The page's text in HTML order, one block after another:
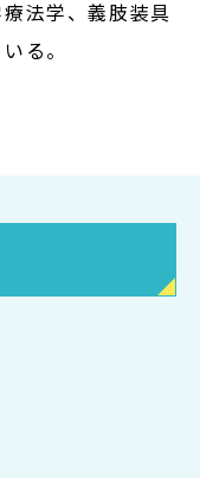
法学、義肢装具
る。